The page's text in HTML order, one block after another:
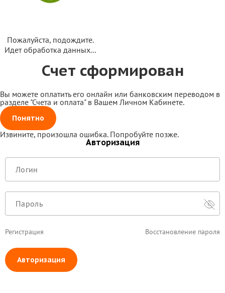
Пожалуйста, подождите.
Идет обработка данных...
Счет сформирован
Вы можете оплатить его онлайн или банковским переводом в
разделе "Счета и оплата" в Вашем Личном Кабинете.
Понятно
Извините, произошла ошибка. Попробуйте позже.
Авторизация
Регистрация Восстановление пароля
Авторизация